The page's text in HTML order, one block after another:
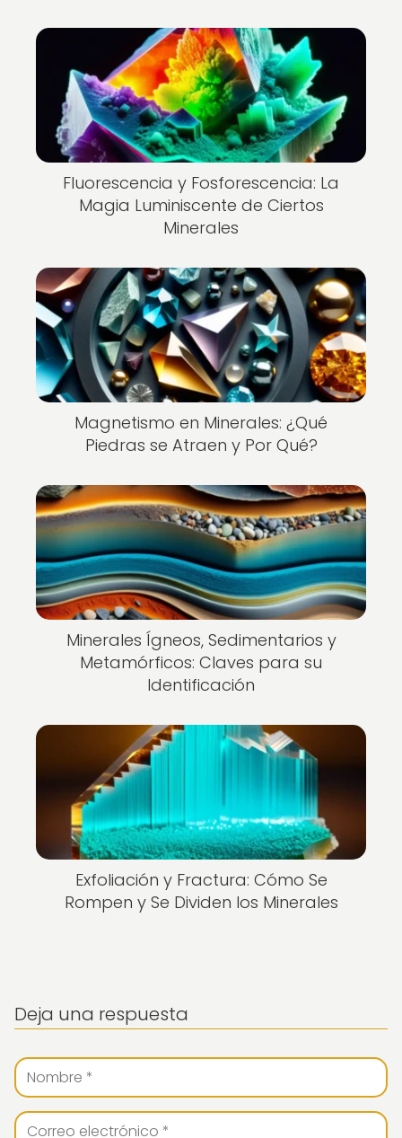
Fluorescencia y Fosforescencia: La
Magia Luminiscente de Ciertos
Minerales
Magnetismo en Minerales: ¿Qué
Piedras se Atraen y Por Qué?
Minerales Ígneos, Sedimentarios y
Metamórficos: Claves para su
Identificación
Exfoliación y Fractura: Cómo Se
Rompen y Se Dividen los Minerales
Deja una respuesta